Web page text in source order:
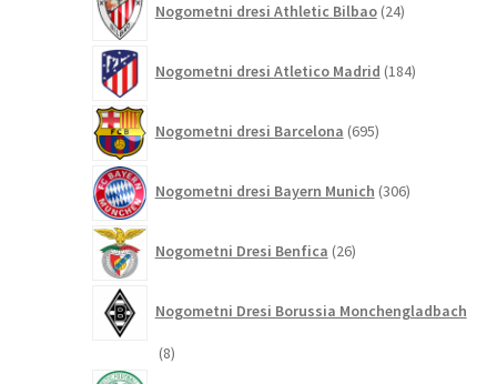
Nogometni dresi Athletic Bilbao 24izdelkov
Nogometni dresi Atletico Madrid 184izdelkov
Nogometni dresi Barcelona 695izdelkov
Nogometni dresi Bayern Munich 306izdelkov
Nogometni Dresi Benfica 26izdelkov
Nogometni Dresi Borussia Monchengladbach
88